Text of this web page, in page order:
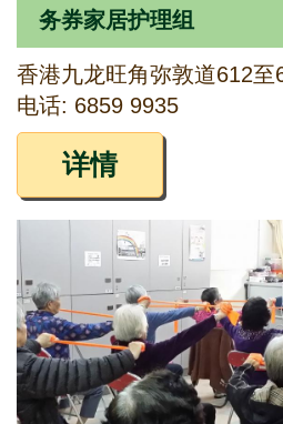
务券家居护理组
电话: 6859 9935
详情